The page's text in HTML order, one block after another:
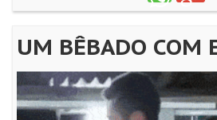
UM BÊBADO COM